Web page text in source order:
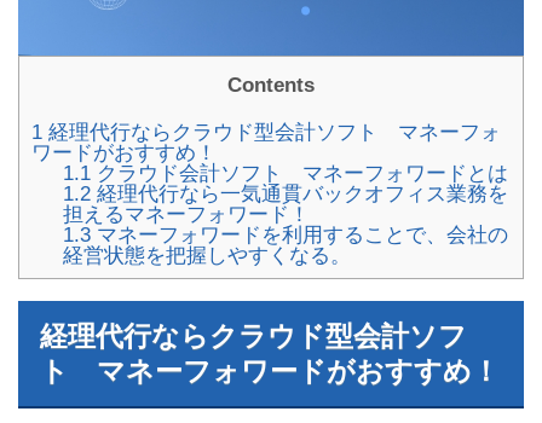
Contents
1 経理代行ならクラウド型会計ソフト マネーフォ
ワードがおすすめ！
1.1クラウド会計ソフト マネーフォワードとは
1.2経理代行なら一気通貫バックオフィス業務を
担えるマネーフォワード！
1.3マネーフォワードを利用することで、会社の
経営状態を把握しやすくなる。
経理代行ならクラウド型会計ソフ
ト マネーフォワードがおすすめ！